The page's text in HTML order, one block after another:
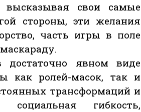
высказывая свои самые
стороны, эти желания
часть игры в поле
достаточно явном виде
как ролей-масок, так и
трансформаций и
гибкость,